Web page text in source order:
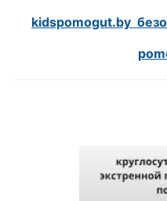
kidspomogut.by